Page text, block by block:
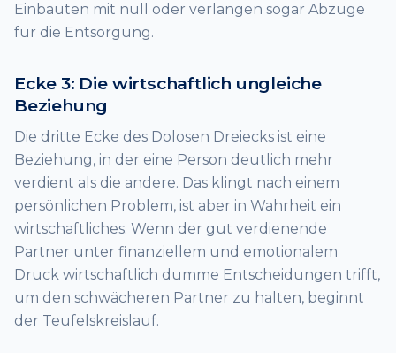
Einbauten mit null oder verlangen sogar Abzüge
für die Entsorgung.
Ecke 3: Die wirtschaftlich ungleiche
Beziehung
Die dritte Ecke des Dolosen Dreiecks ist eine
Beziehung, in der eine Person deutlich mehr
verdient als die andere. Das klingt nach einem
persönlichen Problem, ist aber in Wahrheit ein
wirtschaftliches. Wenn der gut verdienende
Partner unter finanziellem und emotionalem
Druck wirtschaftlich dumme Entscheidungen trifft,
um den schwächeren Partner zu halten, beginnt
der Teufelskreislauf.